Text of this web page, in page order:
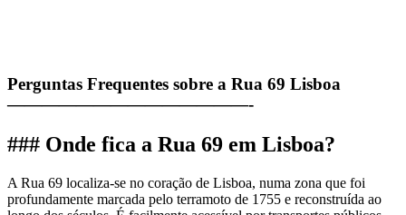
Perguntas Frequentes sobre a Rua 69 Lisboa
——————————————-
### Onde fica a Rua 69 em Lisboa?
A Rua 69 localiza-se no coração de Lisboa, numa zona que foi
profundamente marcada pelo terramoto de 1755 e reconstruída ao